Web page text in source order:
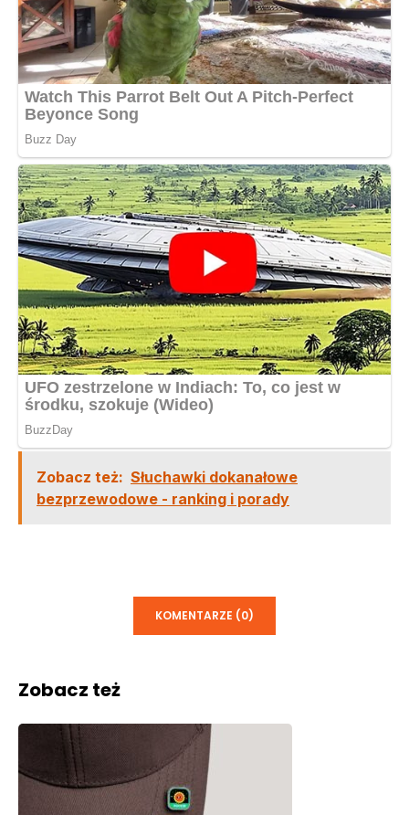
Zobacz też: Słuchawki dokanałowe
bezprzewodowe - ranking i porady
KOMENTARZE (0)
Zobacz też